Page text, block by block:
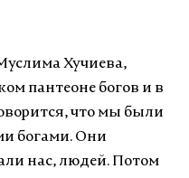
Хучиева,
пантеоне богов и в
что мы были
богами. Они
нас, людей. Потом